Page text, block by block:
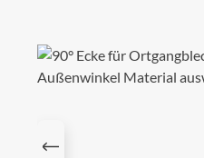
Bildergalerie überspringen